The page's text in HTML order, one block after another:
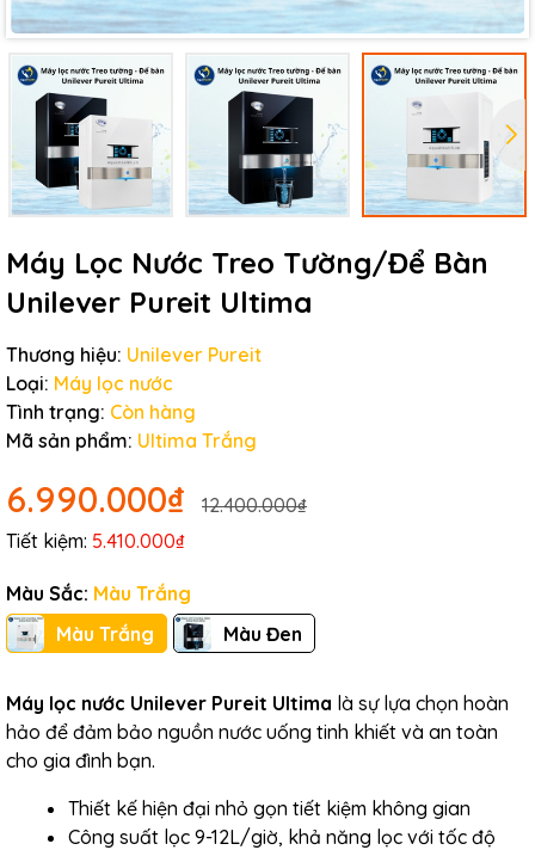
Máy Lọc Nước Treo Tường/Để Bàn
Unilever Pureit Ultima
Thương hiệu: Unilever Pureit
Loại: Máy lọc nước
Tình trạng: Còn hàng
Mã sản phẩm: Ultima Trắng
6.990.000₫
12.400.000₫
Tiết kiệm: 5.410.000₫
Màu Sắc: Màu Trắng
Màu Trắng
Màu Đen
Máy lọc nước Unilever Pureit Ultima là sự lựa chọn hoàn
hảo để đảm bảo nguồn nước uống tinh khiết và an toàn
cho gia đình bạn.
Thiết kế hiện đại nhỏ gọn tiết kiệm không gian
Công suất lọc 9-12L/giờ, khả năng lọc với tốc độ
Mã giảm giá:
Ngày hết hạn:
Điều kiện: